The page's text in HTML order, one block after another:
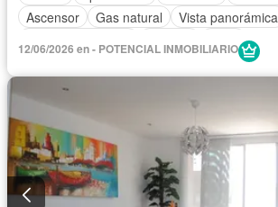
Ascensor
Gas natural
Vista panorámica
12/06/2026 en - POTENCIAL INMOBILIARIO